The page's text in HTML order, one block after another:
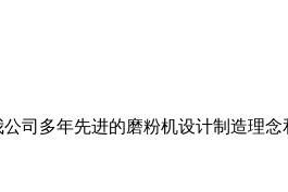
司多年先进的磨粉机设计制造理